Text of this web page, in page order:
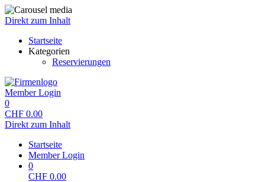
Direkt zum Inhalt
Startseite
Kategorien
Reservierungen
Member Login
0
CHF 0.00
Direkt zum Inhalt
Startseite
Member Login
0
CHF 0.00